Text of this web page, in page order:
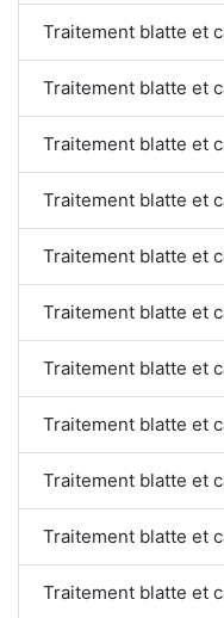
Traitement blatte et
Traitement blatte et
Traitement blatte et
Traitement blatte et
Traitement blatte et
Traitement blatte et
Traitement blatte et
Traitement blatte et
Traitement blatte et
Traitement blatte et
Traitement blatte et